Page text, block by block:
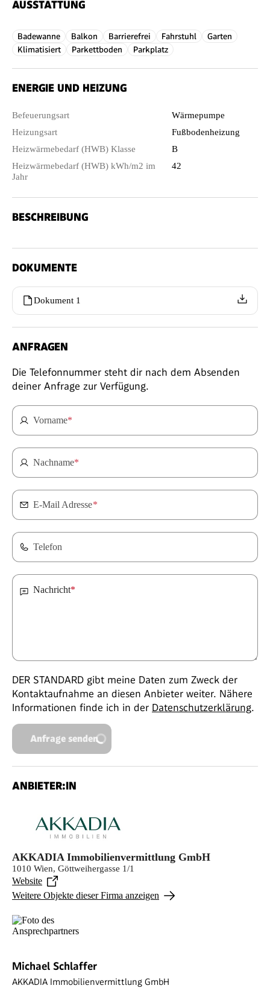
AUSSTATTUNG
Badewanne Balkon Barrierefrei Fahrstuhl
Garten
Klimatisiert
Parkettboden Parkplatz
ENERGIE UND HEIZUNG
Befeuerungsart
Wärmepumpe
Heizungsart
Fußbodenheizung
Heizwärmebedarf (HWB) Klasse
B
Heizwärmebedarf (HWB) kWh/m2 im
Jahr
42
BESCHREIBUNG
DOKUMENTE
Dokument 1
ANFRAGEN
Die Telefonnummer steht dir nach dem Absenden
deiner Anfrage zur Verfügung.
Vorname*
Nachname*
E-Mail Adresse*
Telefon
Nachricht*
DER STANDARD gibt meine Daten zum Zweck der
Kontaktaufnahme an diesen Anbieter weiter. Nähere
Informationen finde ich in der Datenschutzerklärung.
Anfrage senden
ANBIETER:IN
AKKADIA Immobilienvermittlung GmbH
1010 Wien, Göttweihergasse 1/1
Website
Weitere Objekte dieser Firma anzeigen
Michael Schlaffer
AKKADIA Immobilienvermittlung GmbH